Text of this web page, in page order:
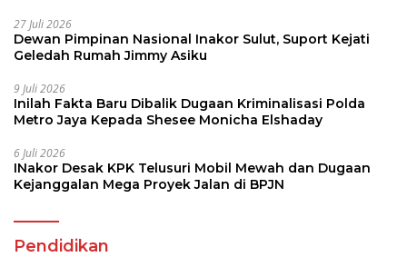
27 Juli 2026
Dewan Pimpinan Nasional Inakor Sulut, Suport Kejati
Geledah Rumah Jimmy Asiku
9 Juli 2026
Inilah Fakta Baru Dibalik Dugaan Kriminalisasi Polda
Metro Jaya Kepada Shesee Monicha Elshaday
6 Juli 2026
INakor Desak KPK Telusuri Mobil Mewah dan Dugaan
Kejanggalan Mega Proyek Jalan di BPJN
Pendidikan